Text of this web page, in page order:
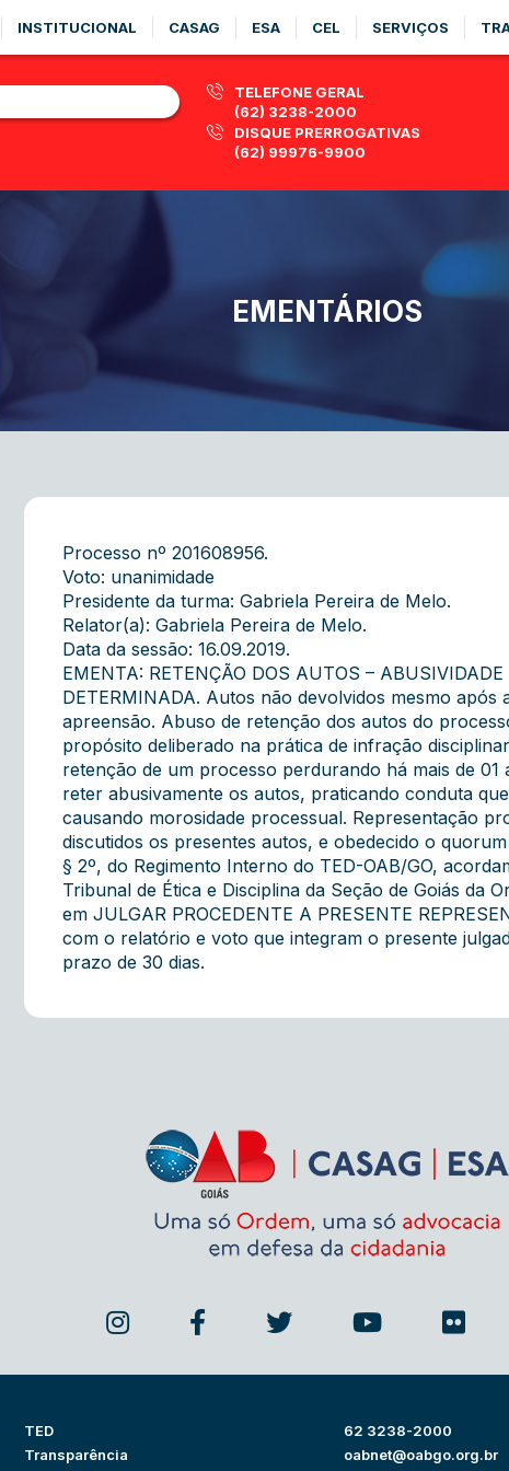
INSTITUCIONAL CASAG ESA CEL SERVIÇOS
TELEFONE GERAL
(62) 3238-2000
DISQUE PRERROGATIVAS
(62) 99976-9900
EMENTÁRIOS
Processo nº 201608956.
Voto: unanimidade
Presidente da turma: Gabriela Pereira de Melo.
Relator(a): Gabriela Pereira de Melo.
Data da sessão: 16.09.2019.
EMENTA: RETENÇÃO DOS AUTOS – ABUSIVIDADE
DETERMINADA. Autos não devolvidos mesmo
apreensão. Abuso de retenção dos autos do
propósito deliberado na prática de infração
retenção de um processo perdurando há mais de
reter abusivamente os autos, praticando conduta
causando morosidade processual. Representação
discutidos os presentes autos, e obedecido o
§ 2º, do Regimento Interno do TED-OAB/GO,
Tribunal de Ética e Disciplina da Seção de Goiás da
em JULGAR PROCEDENTE A PRESENTE
com o relatório e voto que integram o presente
prazo de 30 dias.
TED
Transparência
62 3238-2000
oabnet@oabgo.org.br